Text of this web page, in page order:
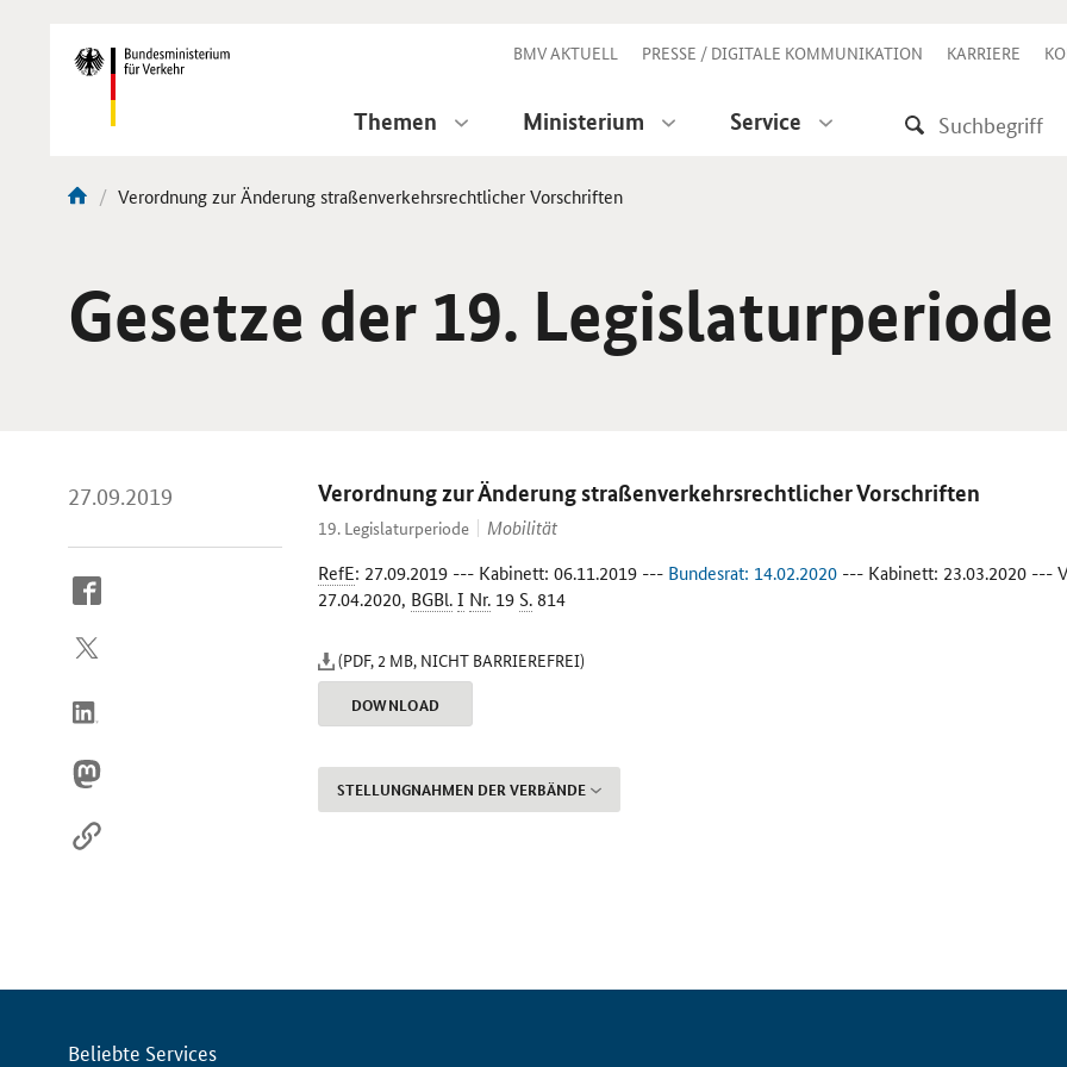
Navigation BMV AKTUELL PRESSE / DIGITALE KOMMUNIKATION KARRIERE
Themen Ministerium Service
Aktuelle
Verordnung zur Änderung straßenverkehrsrechtlicher Vorschriften
Gesetze der 19. Legislaturperiode
27.09.2019
So
Sie
Internet
Verordnung zur Änderung straßenverkehrsrechtlicher Vorschriften
19. Legislaturperiode
Mobilität
RefE: 27.09.2019 --- Kabinett: 06.11.2019 --- Bundesrat: 14.02.2020 --- Kabinett: 23.03.2020 ---
27.04.2020, BGBl.I Nr. 19 S. 814
(PDF, 2 MB, NICHT BARRIEREFREI)
DOWNLOAD
STELLUNGNAHMEN DER VERBÄNDE
Servicemenü
Beliebte Services